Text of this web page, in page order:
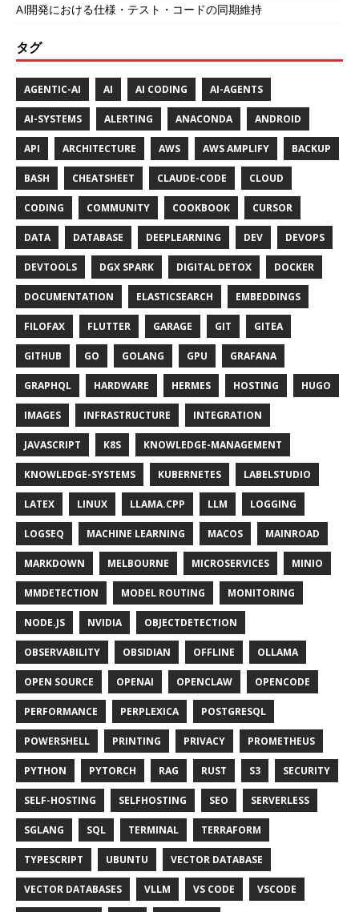
AI開発における仕様・テスト・コードの同期維持
タグ
AGENTIC-AI AI AI CODING AI-AGENTS
AI-SYSTEMS ALERTING ANACONDA ANDROID
API ARCHITECTURE AWS AWS AMPLIFY BACKUP
BASH CHEATSHEET CLAUDE-CODE CLOUD
CODING COMMUNITY COOKBOOK CURSOR
DATA DATABASE DEEPLEARNING DEV DEVOPS
DEVTOOLS DGX SPARK DIGITAL DETOX DOCKER
DOCUMENTATION ELASTICSEARCH EMBEDDINGS
FILOFAX FLUTTER GARAGE GIT GITEA
GITHUB GO GOLANG GPU GRAFANA
GRAPHQL HARDWARE HERMES HOSTING HUGO
IMAGES INFRASTRUCTURE INTEGRATION
JAVASCRIPT K8S KNOWLEDGE-MANAGEMENT
KNOWLEDGE-SYSTEMS KUBERNETES LABELSTUDIO
LATEX LINUX LLAMA.CPP LLM LOGGING
LOGSEQ MACHINE LEARNING MACOS MAINROAD
MARKDOWN MELBOURNE MICROSERVICES MINIO
MMDETECTION MODEL ROUTING MONITORING
NODE.JS NVIDIA OBJECTDETECTION
OBSERVABILITY OBSIDIAN OFFLINE OLLAMA
OPEN SOURCE OPENAI OPENCLAW OPENCODE
PERFORMANCE PERPLEXICA POSTGRESQL
POWERSHELL PRINTING PRIVACY PROMETHEUS
PYTHON PYTORCH RAG RUST S3 SECURITY
SELF-HOSTING SELFHOSTING SEO SERVERLESS
SGLANG SQL TERMINAL TERRAFORM
TYPESCRIPT UBUNTU VECTOR DATABASE
VECTOR DATABASES VLLM VS CODE VSCODE